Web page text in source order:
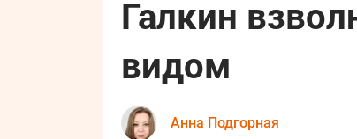
Галкин
видом
Анна Подгорная